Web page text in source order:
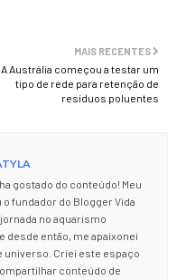
MAIS RECENTES
A Austrália começou a testar um
tipo de rede para retenção de
resíduos poluentes
gostado do conteúdo! Meu
o fundador do Blogger Vida
no aquarismo
desde então, me apaixonei
universo. Criei este espaço
conteúdo de